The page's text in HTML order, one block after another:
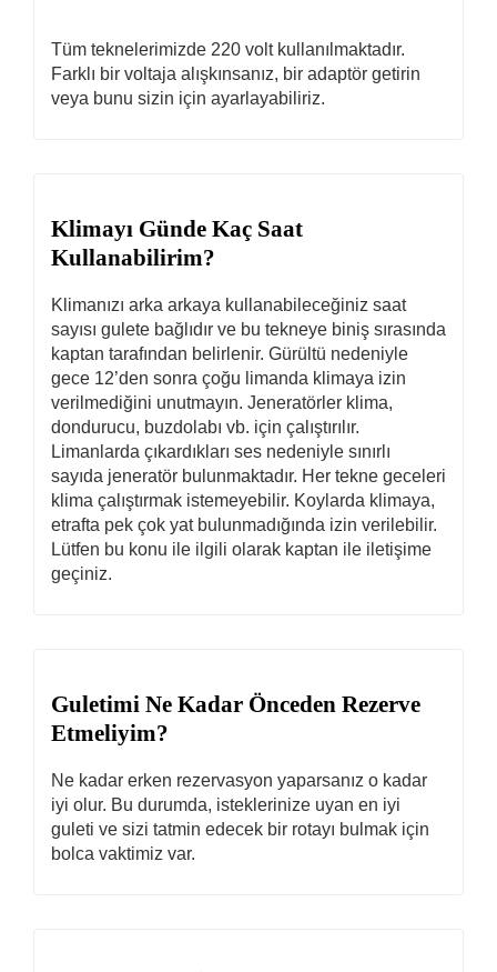
Tüm teknelerimizde 220 volt kullanılmaktadır.
Farklı bir voltaja alışkınsanız, bir adaptör getirin
veya bunu sizin için ayarlayabiliriz.
Klimayı Günde Kaç Saat
Kullanabilirim?
Klimanızı arka arkaya kullanabileceğiniz saat
sayısı gulete bağlıdır ve bu tekneye biniş sırasında
kaptan tarafından belirlenir. Gürültü nedeniyle
gece 12’den sonra çoğu limanda klimaya izin
verilmediğini unutmayın. Jeneratörler klima,
dondurucu, buzdolabı vb. için çalıştırılır.
Limanlarda çıkardıkları ses nedeniyle sınırlı
sayıda jeneratör bulunmaktadır. Her tekne geceleri
klima çalıştırmak istemeyebilir. Koylarda klimaya,
etrafta pek çok yat bulunmadığında izin verilebilir.
Lütfen bu konu ile ilgili olarak kaptan ile iletişime
geçiniz.
Guletimi Ne Kadar Önceden Rezerve
Etmeliyim?
Ne kadar erken rezervasyon yaparsanız o kadar
iyi olur. Bu durumda, isteklerinize uyan en iyi
guleti ve sizi tatmin edecek bir rotayı bulmak için
bolca vaktimiz var.